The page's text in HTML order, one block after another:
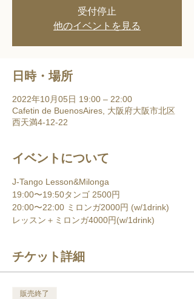
受付停止
他のイベントを見る
日時・場所
2022年10月05日 19:00 – 22:00
Cafetin de BuenosAires, 大阪府大阪市北区
西天満4-12-22
イベントについて
J-Tango Lesson&Milonga
19:00〜19:50タンゴ 2500円
20:00〜22:00 ミロンガ2000円 (w/1drink)
レッスン＋ミロンガ4000円(w/1drink)
チケット詳細
販売終了